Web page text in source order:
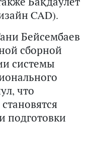
CAD).
Бейсембаев
сборной
системы
что
подготовки